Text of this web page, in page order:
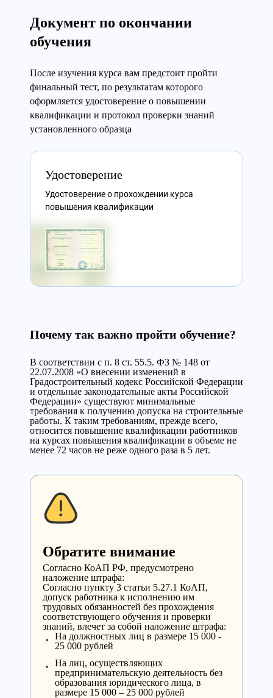
Документ по окончании
обучения
После изучения курса вам предстоит пройти
финальный тест, по результатам которого
оформляется удостоверение о повышении
квалификации и протокол проверки знаний
установленного образца
Удостоверение
Удостоверение о прохождении курса
повышения квалификации
Почему так важно пройти обучение?
В соответствии с п. 8 ст. 55.5. ФЗ № 148 от
22.07.2008 «О внесении изменений в
Градостроительный кодекс Российской Федерации
и отдельные законодательные акты Российской
Федерации» существуют минимальные
требования к получению допуска на строительные
работы. К таким требованиям, прежде всего,
относится повышение квалификации работников
на курсах повышения квалификации в объеме не
менее 72 часов не реже одного раза в 5 лет.
Обратите внимание
Cогласно КоАП РФ, предусмотрено
наложение штрафа:
Согласно пункту 3 статьи 5.27.1 КоАП,
допуск работника к исполнению им
трудовых обязанностей без прохождения
соответствующего обучения и проверки
знаний, влечет за собой наложение штрафа:
На должностных лиц в размере 15 000 -
25 000 рублей
На лиц, осуществляющих
предпринимательскую деятельность без
образования юридического лица, в
размере 15 000 – 25 000 рублей